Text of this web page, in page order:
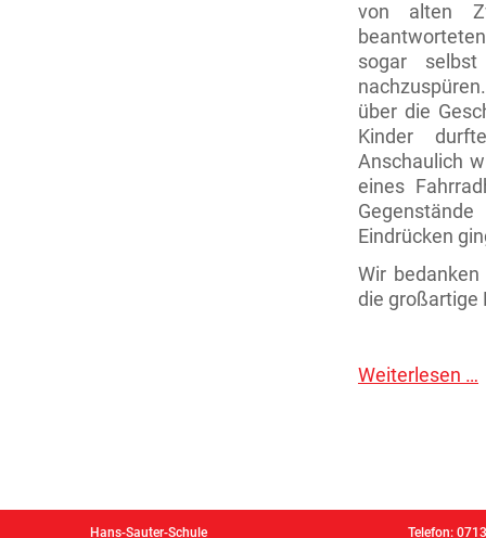
von alten
sogar
über die
Kinder
Anschaulich
eines
Eindrücken
Wir
die großartige
Weiterlesen …
Hans-Sauter-Schule Telefon: